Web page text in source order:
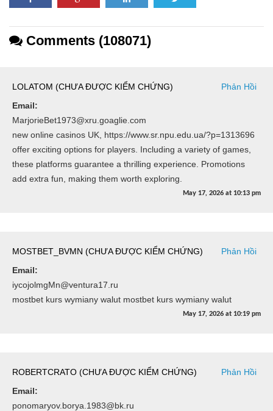
Comments (108071)
LOLATOM (CHƯA ĐƯỢC KIỂM CHỨNG)
Phản Hồi
Email:
MarjorieBet1973@xru.goaglie.com
new online casinos UK, https://www.sr.npu.edu.ua/?p=1313696
offer exciting options for players. Including a variety of games,
these platforms guarantee a thrilling experience. Promotions
add extra fun, making them worth exploring.
May 17, 2026 at 10:13 pm
MOSTBET_BVMN (CHƯA ĐƯỢC KIỂM CHỨNG)
Phản Hồi
Email:
iycojolmgMn@ventura17.ru
mostbet kurs wymiany walut mostbet kurs wymiany walut
May 17, 2026 at 10:19 pm
ROBERTCRATO (CHƯA ĐƯỢC KIỂM CHỨNG)
Phản Hồi
Email:
ponomaryov.borya.1983@bk.ru